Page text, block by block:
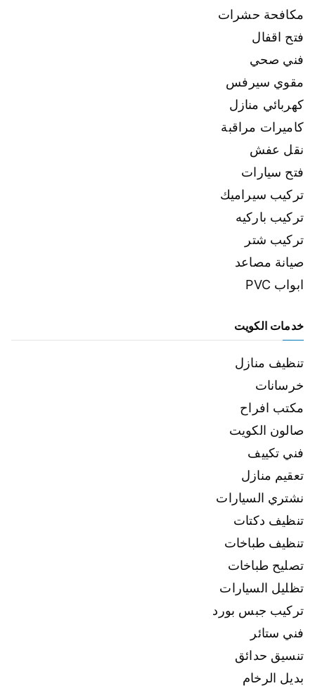
مكافحة حشرات
فتح اقفال
فني صحي
مقوي سيرفس
كهربائي منازل
كاميرات مراقبة
نقل عفش
فتح سيارات
تركيب سيراميك
تركيب باركيه
تركيب شتر
صيانة مصاعد
ابواب PVC
خدمات الكويت
تنظيف منازل
خرسانات
مكتب افراح
صالون الكويت
فني تكييف
تعقيم منازل
نشتري السيارات
تنظيف دكتات
تنظيف طباخات
تصليح طباخات
تظليل السيارات
تركيب جبس بورد
فني ستائر
تنسيق حدائق
بديل الرخام